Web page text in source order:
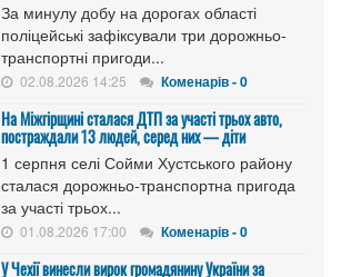
За минулу добу на дорогах області
поліцейські зафіксували три дорожньо-
транспортні пригоди...
02.08.2026 14:25 Коменарів - 0
На Міжгірщині сталася ДТП за участі трьох авто,
постраждали 13 людей, серед них — діти
1 серпня селі Сойми Хустського району
сталася дорожньо-транспортна пригода
за участі трьох...
01.08.2026 17:00 Коменарів - 0
У Чехії винесли вирок громадянину України за